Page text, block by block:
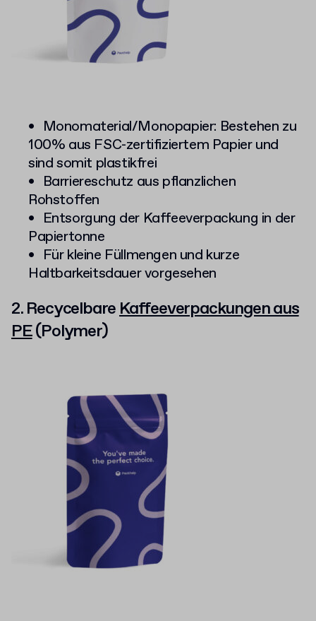
Monomaterial/Monopapier: Bestehen zu
100% aus FSC-zertifiziertem Papier und
sind somit plastikfrei
Barriereschutz aus pflanzlichen
Rohstoffen
Entsorgung der Kaffeeverpackung in der
Papiertonne
Für kleine Füllmengen und kurze
Haltbarkeitsdauer vorgesehen
2. Recycelbare Kaffeeverpackungen aus
PE(Polymer)